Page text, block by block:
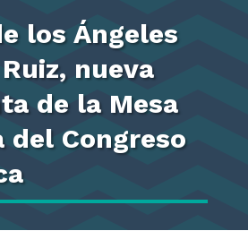
los Ángeles
nueva
de la Mesa
del Congreso